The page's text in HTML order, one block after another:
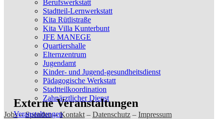
Berufswerkstatt
Stadtteil-Lernwerkstatt
Kita Rütlistraße
Kita Villa Kunterbunt
JFE MANEGE
Quartiershalle
Elternzentrum
Jugendamt
Kinder- und Jugend-gesundheitsdienst
Pädagogische Werkstatt
Stadtteilkoordination
Zahnärztlicher Dienst
Jobs–Spenden–Kontakt – Datenschutz – Impressum
Externe Veranstaltungen
Veranstaltungen